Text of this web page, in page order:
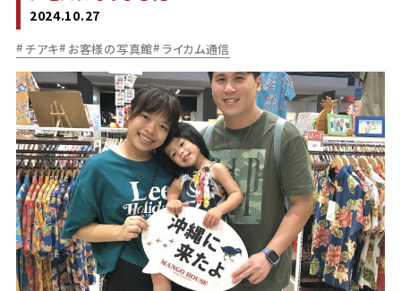
2024.10.27
チアキ お客様の写真館 ライカム通信